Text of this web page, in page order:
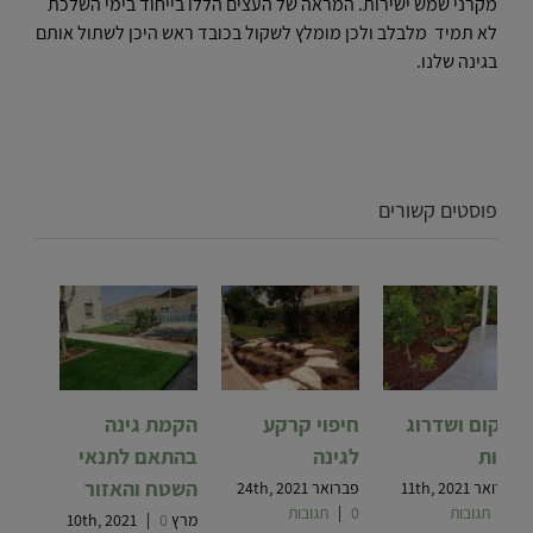
לא תמיד מלבלב ולכן מומלץ לשקול בכובד ראש היכן לשתול אותם
בגינה שלנו.
פוסטים קשורים
הקמת גינה
בהתאם לתנאי
השטח והאזור
מרץ 10th, 2021 0
חיפוי קרקע
לגינה
פברואר 24th, 2021
0 תגובות
שיקום ושדרוג
גינות
פברואר 11th, 2021